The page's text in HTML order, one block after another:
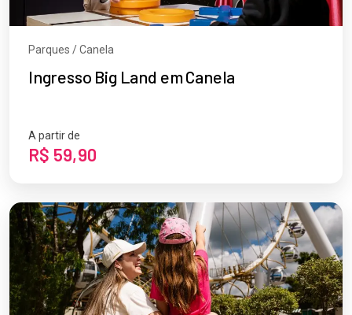
Parques / Canela
Ingresso Big Land em Canela
A partir de
R$ 59,90